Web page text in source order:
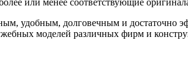
или менее соответствующие
удобным, долговечным и достаточно
моделей различных фирм и